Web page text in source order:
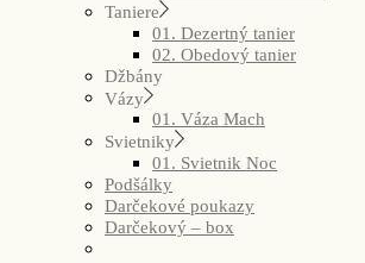
Taniere
01. Dezertný tanier
02. Obedový tanier
Džbány
Vázy
01. Váza Mach
Svietniky
01. Svietnik Noc
Podšálky
Darčekové poukazy
Darčekový – box